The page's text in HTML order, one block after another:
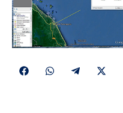
Share
Share
Share